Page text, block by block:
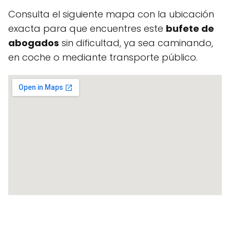
Consulta el siguiente mapa con la ubicación
exacta para que encuentres este bufete de
abogados sin dificultad, ya sea caminando,
en coche o mediante transporte público.